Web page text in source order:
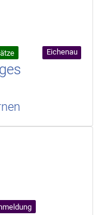
Eichenau